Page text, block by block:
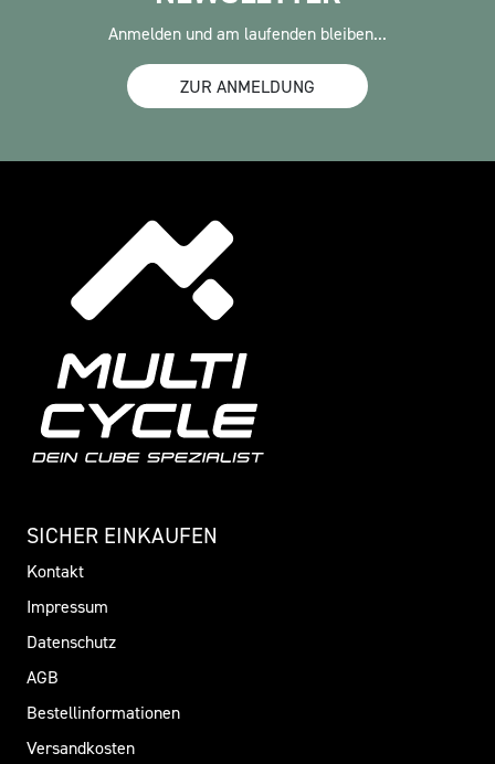
Anmelden und am laufenden bleiben...
ZUR ANMELDUNG
SICHER EINKAUFEN
Kontakt
Impressum
Datenschutz
AGB
Bestellinformationen
Versandkosten